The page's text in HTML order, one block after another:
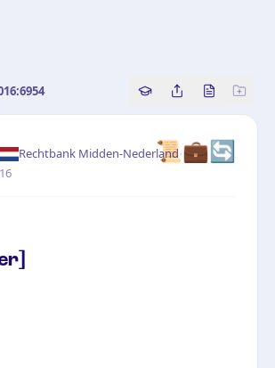
Copy source
Share this
Bekijk
📜💼🔄
Rechtbank Midden-Nederland·